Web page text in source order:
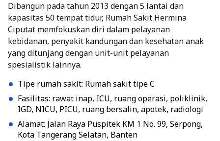
Dibangun pada tahun 2013 dengan 5 lantai dan
kapasitas 50 tempat tidur, Rumah Sakit Hermina
Ciputat memfokuskan diri dalam pelayanan
kebidanan, penyakit kandungan dan kesehatan anak
yang ditunjang dengan unit-unit pelayanan
spesialistik lainnya.
Tipe rumah sakit: Rumah sakit tipe C
Fasilitas: rawat inap, ICU, ruang operasi, poliklinik,
IGD, NICU, PICU, ruang bersalin, apotek, radiologi
Alamat: Jalan Raya Puspitek KM 1 No. 99, Serpong,
Kota Tangerang Selatan, Banten